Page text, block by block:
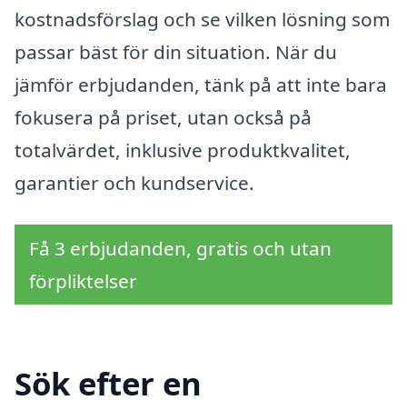
kostnadsförslag och se vilken lösning som
passar bäst för din situation. När du
jämför erbjudanden, tänk på att inte bara
fokusera på priset, utan också på
totalvärdet, inklusive produktkvalitet,
garantier och kundservice.
Få 3 erbjudanden, gratis och utan
förpliktelser
Sök efter en